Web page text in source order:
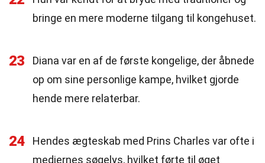
bringe en mere moderne tilgang til kongehuset.
23
Diana var en af de første kongelige, der åbnede
op om sine personlige kampe, hvilket gjorde
hende mere relaterbar.
24
Hendes ægteskab med Prins Charles var ofte i
mediernes søgelys, hvilket førte til øget